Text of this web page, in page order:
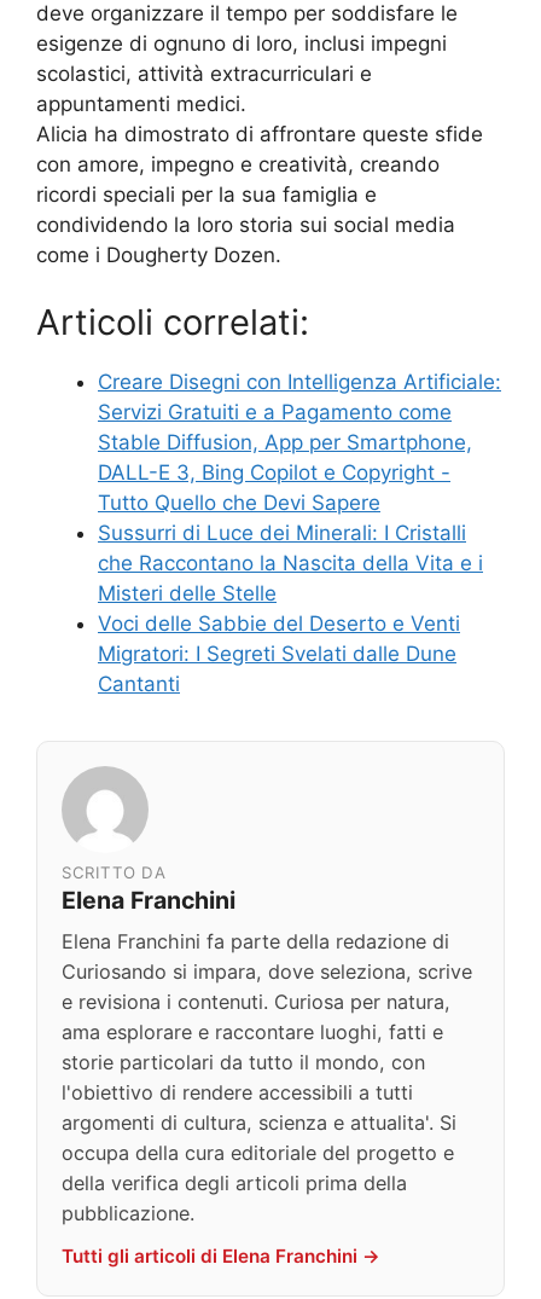
deve organizzare il tempo per soddisfare le
esigenze di ognuno di loro, inclusi impegni
scolastici, attività extracurriculari e
appuntamenti medici.
Alicia ha dimostrato di affrontare queste sfide
con amore, impegno e creatività, creando
ricordi speciali per la sua famiglia e
condividendo la loro storia sui social media
come i Dougherty Dozen.
Articoli correlati:
Creare Disegni con Intelligenza Artificiale:
Servizi Gratuiti e a Pagamento come
Stable Diffusion, App per Smartphone,
DALL-E 3, Bing Copilot e Copyright -
Tutto Quello che Devi Sapere
Sussurri di Luce dei Minerali: I Cristalli
che Raccontano la Nascita della Vita e i
Misteri delle Stelle
Voci delle Sabbie del Deserto e Venti
Migratori: I Segreti Svelati dalle Dune
Cantanti
SCRITTO DA
Elena Franchini
Elena Franchini fa parte della redazione di
Curiosando si impara, dove seleziona, scrive
e revisiona i contenuti. Curiosa per natura,
ama esplorare e raccontare luoghi, fatti e
storie particolari da tutto il mondo, con
l'obiettivo di rendere accessibili a tutti
argomenti di cultura, scienza e attualita'. Si
occupa della cura editoriale del progetto e
della verifica degli articoli prima della
pubblicazione.
Tutti gli articoli di Elena Franchini →